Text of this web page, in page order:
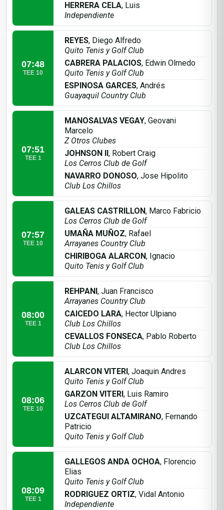
HERRERA CELA, Luis
Independiente
07:48
TEE 10
REYES, Diego Alfredo
Quito Tenis y Golf Club
CABRERA PALACIOS, Edwin Olmedo
Quito Tenis y Golf Club
ESPINOSA GARCES, Andrés
Guayaquil Country Club
07:51
TEE 1
MANOSALVAS VEGAY, Geovani
Marcelo
Z Otros Clubes
JOHNSON II , Robert Craig
Los Cerros Club de Golf
NAVARRO DONOSO, Jose Hipolito
Club Los Chillos
07:57
TEE 10
GALEAS CASTRILLON, Marco Fabricio
Los Cerros Club de Golf
UMAÑA MUÑOZ, Rafael
Arrayanes Country Club
CHIRIBOGA ALARCON, Ignacio
Quito Tenis y Golf Club
08:00
TEE 1
REHPANI , Juan Francisco
Arrayanes Country Club
CAICEDO LARA, Hector Ulpiano
Club Los Chillos
CEVALLOS FONSECA, Pablo Roberto
Club Los Chillos
08:06
TEE 10
ALARCON VITERI , Joaquin Andres
Quito Tenis y Golf Club
GARZON VITERI , Luis Ramiro
Los Cerros Club de Golf
UZCATEGUI ALTAMIRANO, Fernando
Patricio
Quito Tenis y Golf Club
08:09
TEE 1
GALLEGOS ANDA OCHOA, Florencio
Elias
Quito Tenis y Golf Club
RODRIGUEZ ORTIZ, Vidal Antonio
Independiente